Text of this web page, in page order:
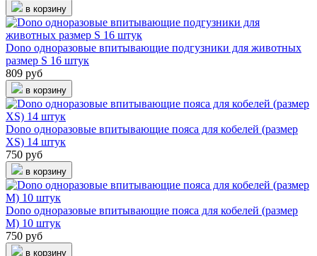
в корзину
Dono одноразовые впитывающие подгузники для животных
размер S 16 штук
809 руб
в корзину
Dono одноразовые впитывающие пояса для кобелей (размер
XS) 14 штук
750 руб
в корзину
Dono одноразовые впитывающие пояса для кобелей (размер
M) 10 штук
750 руб
в корзину